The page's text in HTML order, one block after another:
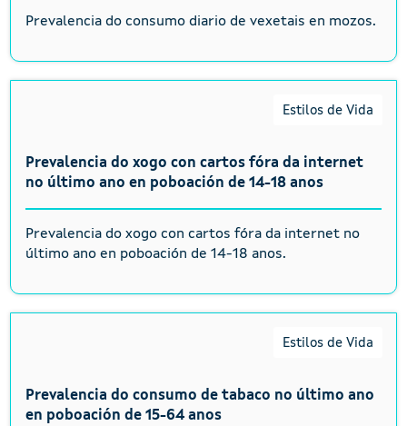
Prevalencia do consumo diario de vexetais en mozos.
Estilos de Vida
Prevalencia do xogo con cartos fóra da internet
no último ano en poboación de 14-18 anos
Prevalencia do xogo con cartos fóra da internet no
último ano en poboación de 14-18 anos.
Estilos de Vida
Prevalencia do consumo de tabaco no último ano
en poboación de 15-64 anos